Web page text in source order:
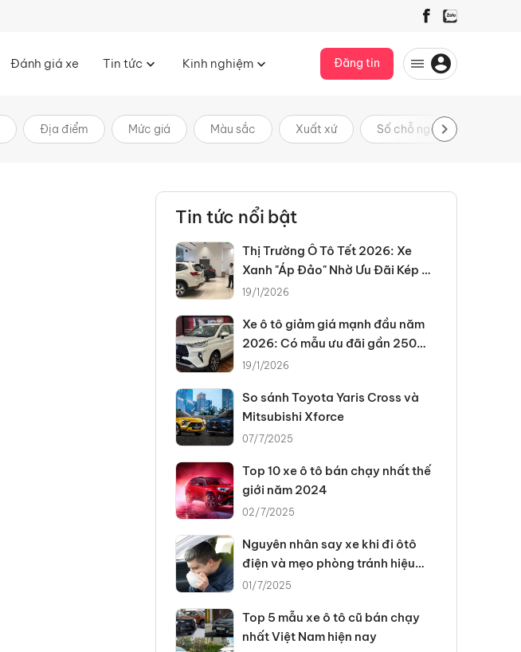
Đánh giá xe Tin tức Kinh nghiệm Đăng tin
Địa điểm Mức giá Màu sắc Xuất xứ Số chỗ ngồi
Tin tức nổi bật
Thị Trường Ô Tô Tết 2026: Xe
Xanh "Áp Đảo" Nhờ Ưu Đãi Kép Và
Chính Sách Thuế Mới
19/1/2026
Xe ô tô giảm giá mạnh đầu năm
2026: Có mẫu ưu đãi gần 250
triệu đồng
19/1/2026
So sánh Toyota Yaris Cross và
Mitsubishi Xforce
07/7/2025
Top 10 xe ô tô bán chạy nhất thế
giới năm 2024
02/7/2025
Nguyên nhân say xe khi đi ôtô
điện và mẹo phòng tránh hiệu
quả
01/7/2025
Top 5 mẫu xe ô tô cũ bán chạy
nhất Việt Nam hiện nay